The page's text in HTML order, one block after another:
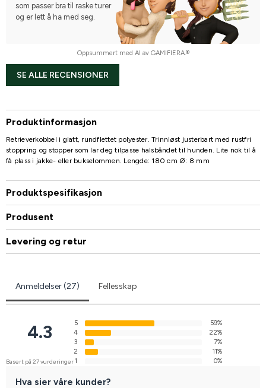
som passer bra til raske turer
og er lett å ha med seg.
Oppsummert med AI av GAMIFIERA.®
SE ALLE RECENSIONER
Produktinformasjon
Retrieverkobbel i glatt, rundflettet polyester. Trinnløst justerbart med rustfri
stoppring og stopper som lar deg tilpasse halsbåndet til hunden. Lite nok til å
få plass i jakke- eller bukselommen. Lengde: 180 cm Ø: 8 mm
Produktspesifikasjon
Produsent
Levering og retur
Anmeldelser (27) Fellesskap
4.3
Basert på 27 vurderinger
5
59%
4
22%
3
7%
2
11%
1
0%
Hva sier våre kunder?